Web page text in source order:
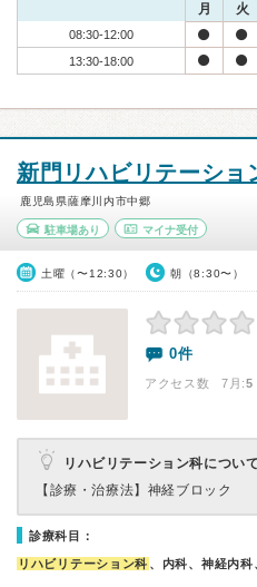
月 火
08:30-12:00
13:30-18:00
新門リハビリテーショ
鹿児島県薩摩川内市中郷
駐車場あり マイナ受付
土曜（〜12:30） 朝（8:30〜）
0件
アクセス数 7月:5
リハビリテーション科について
【診療・治療法】 神経ブロック
診療科目：
リハビリテーション科 、内科、神経内科